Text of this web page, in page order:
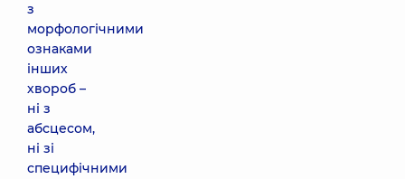
з
морфологічними
ознаками
інших
хвороб –
ні з
абсцесом,
ні зі
специфічними